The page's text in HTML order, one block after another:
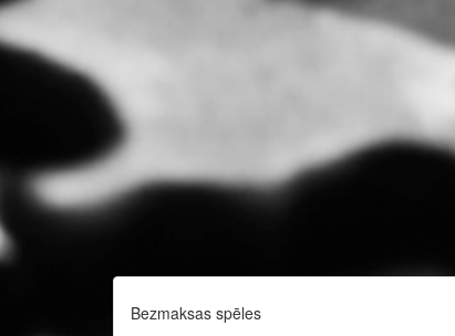
Bezmaksas spēles